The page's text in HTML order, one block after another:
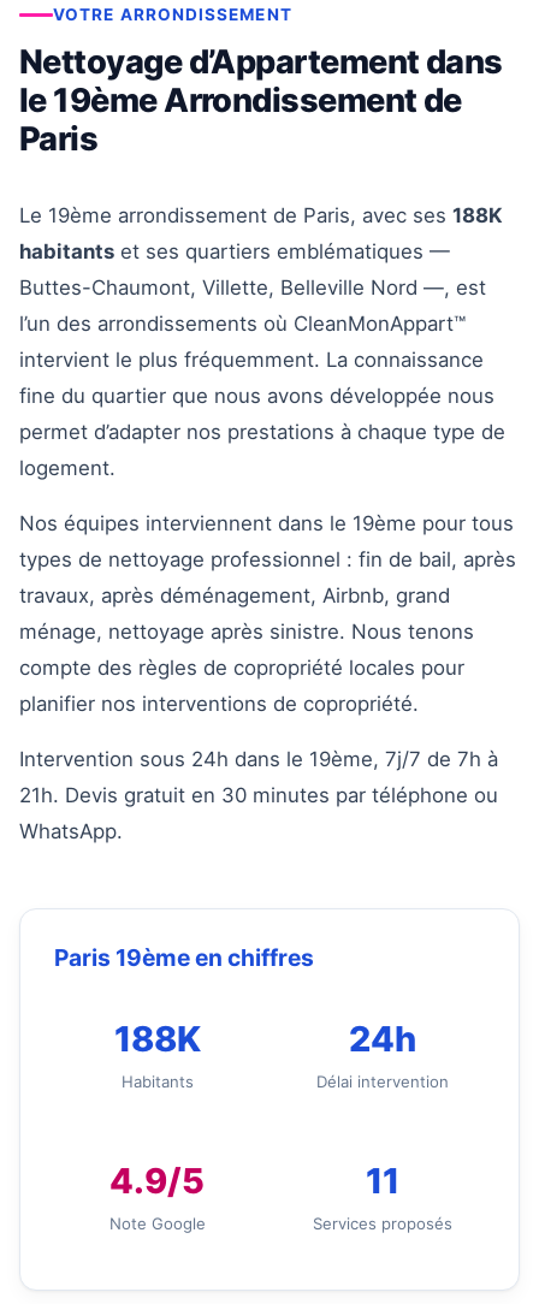
VOTRE ARRONDISSEMENT
Nettoyage d’Appartement dans
le 19ème Arrondissement de
Paris
Le 19ème arrondissement de Paris, avec ses 188K
habitants et ses quartiers emblématiques —
Buttes-Chaumont, Villette, Belleville Nord —, est
l’un des arrondissements où CleanMonAppart™
intervient le plus fréquemment. La connaissance
fine du quartier que nous avons développée nous
permet d’adapter nos prestations à chaque type de
logement.
Nos équipes interviennent dans le 19ème pour tous
types de nettoyage professionnel : fin de bail, après
travaux, après déménagement, Airbnb, grand
ménage, nettoyage après sinistre. Nous tenons
compte des règles de copropriété locales pour
planifier nos interventions de copropriété.
Intervention sous 24h dans le 19ème, 7j/7 de 7h à
21h. Devis gratuit en 30 minutes par téléphone ou
WhatsApp.
Paris 19ème en chiffres
188K
Habitants
24h
Délai intervention
4.9/5
Note Google
11
Services proposés